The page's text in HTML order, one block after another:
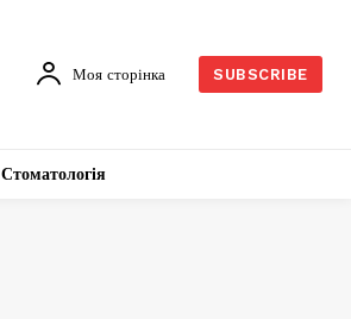
Моя сторінка SUBSCRIBE
Стоматологія